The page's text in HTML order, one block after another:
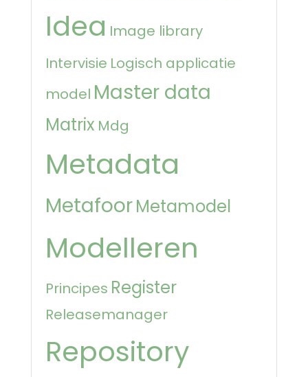
Idea Image library
Intervisie Logisch applicatie
model Master data
Matrix Mdg
Metadata
MetafoorMetamodel
Modelleren
Principes Register
Releasemanager
Repository